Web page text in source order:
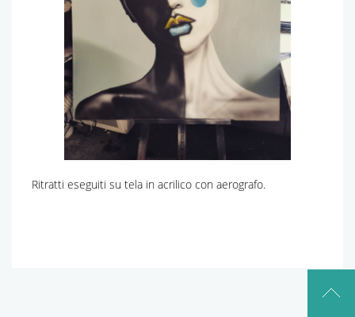
Ritratti eseguiti su tela in acrilico con aerografo.